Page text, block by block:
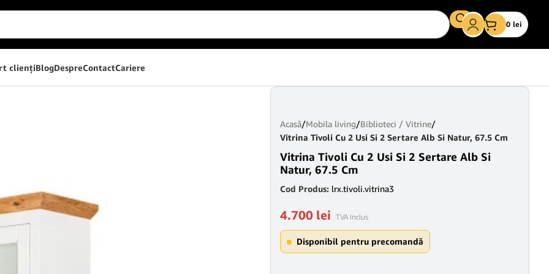
0 lei
clienţiBlogDespreContactCariere
Acasă/Mobila living/Biblioteci / Vitrine/
Vitrina Tivoli Cu 2 Usi Si 2 Sertare Alb Si Natur, 67.5 Cm
Vitrina Tivoli Cu 2 Usi Si 2 Sertare Alb Si
Natur, 67.5 Cm
Cod Produs: lrx.tivoli.vitrina3
4.700 lei TVA Inclus
Disponibil pentru precomandă